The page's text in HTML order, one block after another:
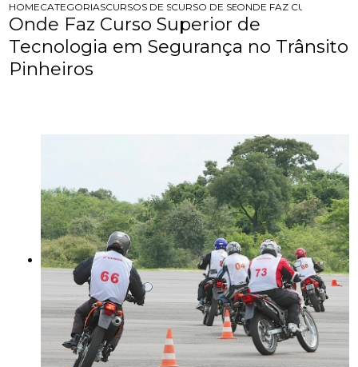
HOMECATEGORIASCURSOS DE SEGURANCA NO TRANSITO
CURSO DE SEGURANCA NO
ONDE FAZ CURSO
Onde Faz Curso Superior de
Tecnologia em Segurança no Trânsito
Pinheiros